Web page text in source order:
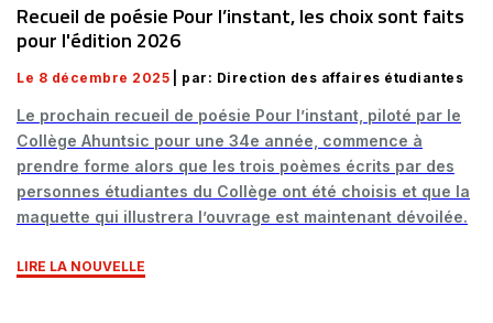
Recueil de poésie Pour l’instant, les choix sont faits
pour l'édition 2026
Le 8 décembre 2025 | par: Direction des affaires étudiantes
Le prochain recueil de poésie Pour l’instant, piloté par le
Collège Ahuntsic pour une 34e année, commence à
prendre forme alors que les trois poèmes écrits par des
personnes étudiantes du Collège ont été choisis et que la
maquette qui illustrera l’ouvrage est maintenant dévoilée.
LIRE LA NOUVELLE